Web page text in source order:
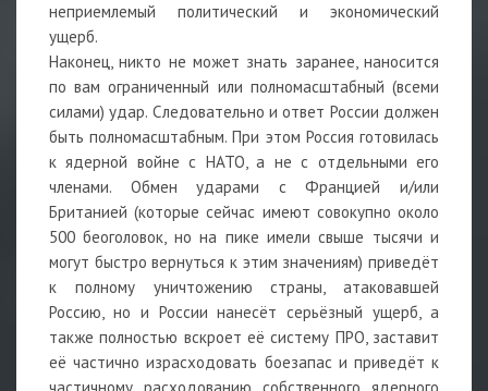
неприемлемый политический и экономический
ущерб.
Наконец, никто не может знать заранее, наносится
по вам ограниченный или полномасштабный (всеми
силами) удар. Следовательно и ответ России должен
быть полномасштабным. При этом Россия готовилась
к ядерной войне с НАТО, а не с отдельными его
членами. Обмен ударами с Францией и/или
Британией (которые сейчас имеют совокупно около
500 беоголовок, но на пике имели свыше тысячи и
могут быстро вернуться к этим значениям) приведёт
к полному уничтожению страны, атаковавшей
Россию, но и России нанесёт серьёзный ущерб, а
также полностью вскроет её систему ПРО, заставит
её частично израсходовать боезапас и приведёт к